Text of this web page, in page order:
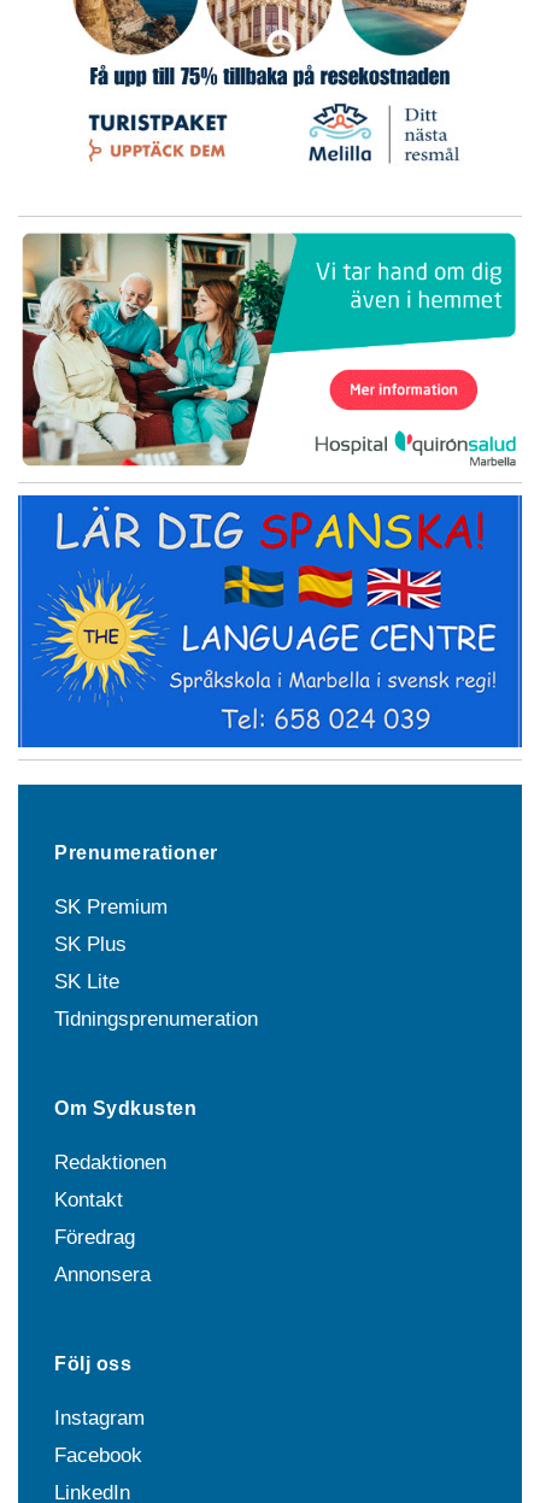
Prenumerationer
SK Premium
SK Plus
SK Lite
Tidningsprenumeration
Om Sydkusten
Redaktionen
Kontakt
Föredrag
Annonsera
Följ oss
Instagram
Facebook
LinkedIn